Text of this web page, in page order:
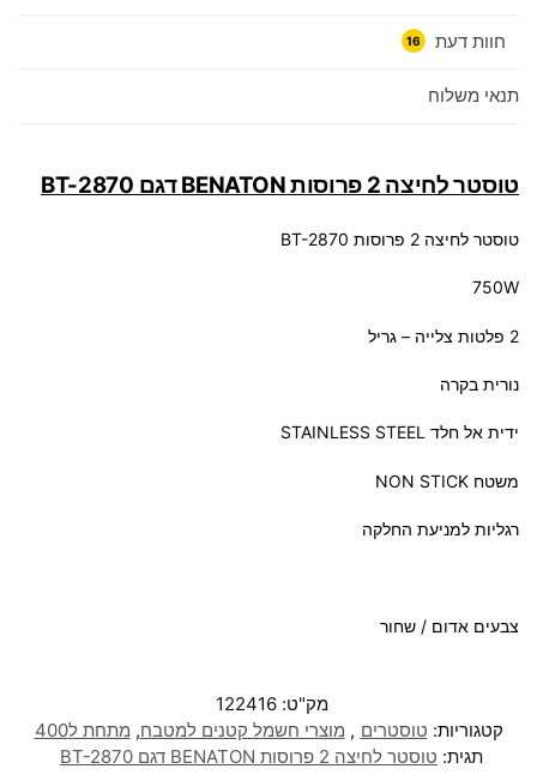
חוות דעת 16
תנאי משלוח
טוסטר לחיצה 2 פרוסות BENATON דגם BT-2870
טוסטר לחיצה 2 פרוסות BT-2870
750W
2 פלטות צלייה – גריל
נורית בקרה
ידית אל חלד STAINLESS STEEL
משטח NON STICK
רגליות למניעת החלקה
צבעים אדום / שחור
מק"ט:122416
קטגוריות: טוסטרים , מוצרי חשמל קטנים למטבח, מתחת ל400
תגית: טוסטר לחיצה 2 פרוסות BENATON דגם BT-2870